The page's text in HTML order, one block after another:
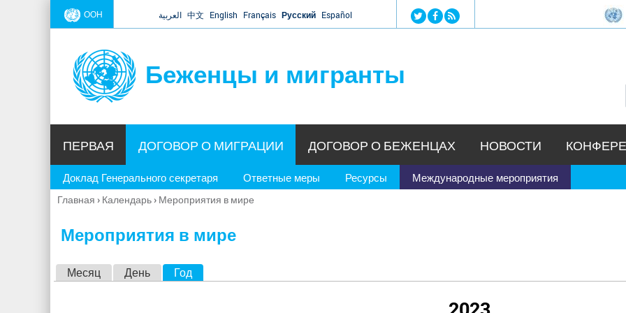
Jump to navigation
ООН العربية 中文 English Français Русский Español
Беженцы и мигранты
ПЕРВАЯ ДОГОВОР О МИГРАЦИИ
Доклад Генерального секретаря Ответные меры Ресурсы Международные мероприятия
ДОГОВОР О БЕЖЕНЦАХ НОВОСТИ
Вы
Главная › Календарь› Мероприятия в мире
Мероприятия в мире
Месяц День Год